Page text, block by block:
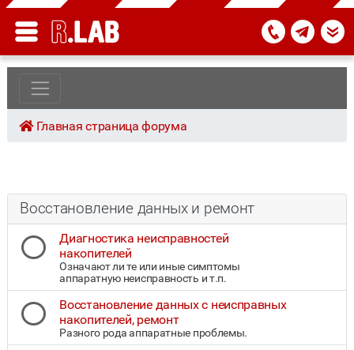
Главная страница форума
Восстановление данных и ремонт
Диагностика неисправностей
накопителей
Означают ли те или иные симптомы
аппаратную неисправность и т.п.
Восстановление данных с неисправных
накопителей, ремонт
Разного рода аппаратные проблемы.